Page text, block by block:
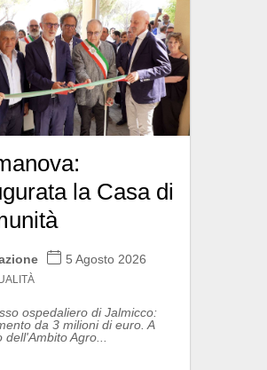
la Casa di
5 Agosto 2026
ospedaliero di Jalmicco:
da 3 milioni di euro. A
dell'Ambito Agro...